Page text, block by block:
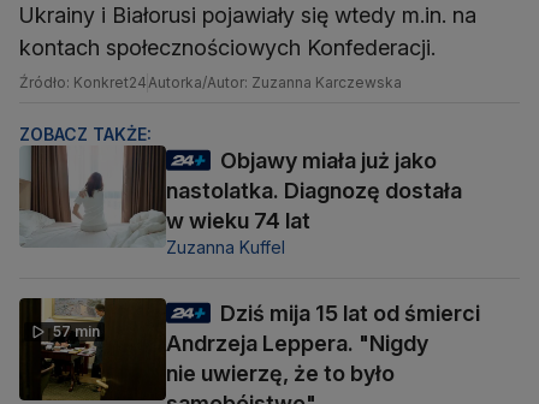
Ukrainy i Białorusi pojawiały się wtedy m.in. na
kontach społecznościowych Konfederacji.
Źródło: Konkret24Autorka/Autor: Zuzanna Karczewska
ZOBACZ TAKŻE:
Objawy miała już jako
nastolatka. Diagnozę dostała
w wieku 74 lat
Zuzanna Kuffel
57 min
Dziś mija 15 lat od śmierci
Andrzeja Leppera. "Nigdy
nie uwierzę, że to było